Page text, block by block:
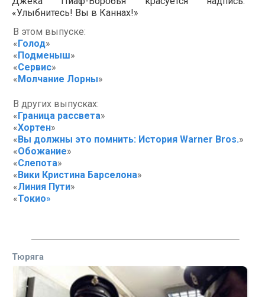
«Улыбнитесь! Вы в Каннах!»
В этом выпуске:
« Голод»
« Подменыш»
«Сервис»
« Молчание Лорны»
В других выпусках:
« Граница рассвета»
«Хортен»
« Вы должны это помнить: История Warner Bros.»
«Обожание»
«Слепота»
« Вики Кристина Барселона»
«Линия Пути»
«Токио»
Тюряга